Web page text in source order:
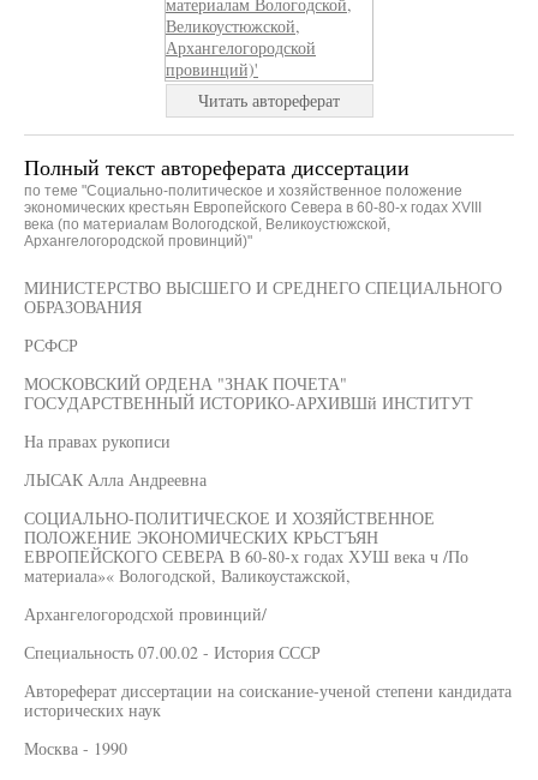
Читать автореферат
Полный текст автореферата диссертации
по теме "Социально-политическое и хозяйственное положение
экономических крестьян Европейского Севера в 60-80-х годах XVIII
века (по материалам Вологодской, Великоустюжской,
Архангелогородской провинций)"
МИНИСТЕРСТВО ВЫСШЕГО И СРЕДНЕГО СПЕЦИАЛЬНОГО
ОБРАЗОВАНИЯ
РСФСР
МОСКОВСКИЙ ОРДЕНА "ЗНАК ПОЧЕТА"
ГОСУДАРСТВЕННЫЙ ИСТОРИКО-АРХИВШй ИНСТИТУТ
На правах рукописи
ЛЫСАК Алла Андреевна
СОЦИАЛЬНО-ПОЛИТИЧЕСКОЕ И ХОЗЯЙСТВЕННОЕ
ПОЛОЖЕНИЕ ЭКОНОМИЧЕСКИХ КРЬСТЪЯН
ЕВРОПЕЙСКОГО СЕВЕРА В 60-80-х годах ХУШ века ч /По
материала»« Вологодской, Валикоустажской,
Архангелогородсхой провинций/
Специальность 07.00.02 - История СССР
Автореферат диссертации на соискание-ученой степени кандидата
исторических наук
Москва - 1990